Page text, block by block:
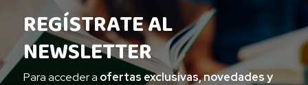
REGÍSTRATE AL
NEWSLETTER
Para acceder a ofertas exclusivas, novedades y